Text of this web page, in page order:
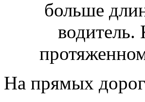
На прямых